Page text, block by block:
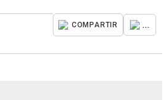
COMPARTIR ...